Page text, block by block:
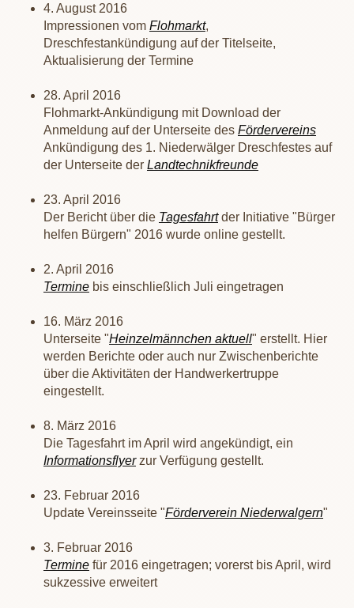
4. August 2016
Impressionen vom Flohmarkt,
Dreschfestankündigung auf der Titelseite,
Aktualisierung der Termine
28. April 2016
Flohmarkt-Ankündigung mit Download der
Anmeldung auf der Unterseite des Fördervereins
Ankündigung des 1. Niederwälger Dreschfestes auf
der Unterseite der Landtechnikfreunde
23. April 2016
Der Bericht über die Tagesfahrtder Initiative "Bürger
helfen Bürgern" 2016 wurde online gestellt.
2. April 2016
Termine bis einschließlich Juli eingetragen
16. März 2016
Unterseite "Heinzelmännchen aktuell" erstellt. Hier
werden Berichte oder auch nur Zwischenberichte
über die Aktivitäten der Handwerkertruppe
eingestellt.
8. März 2016
Die Tagesfahrt im April wird angekündigt, ein
Informationsflyerzur Verfügung gestellt.
23. Februar 2016
Update Vereinsseite "Förderverein Niederwalgern"
3. Februar 2016
Termine für 2016 eingetragen; vorerst bis April, wird
sukzessive erweitert